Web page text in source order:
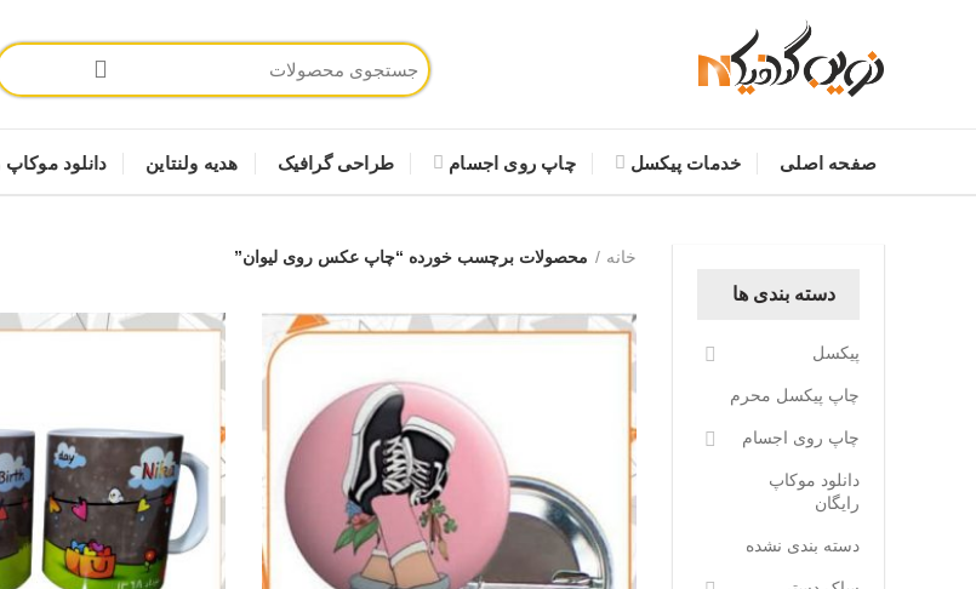
صفحه اصلی خدمات پیکسل چاپ روی اجسام طراحی گرافیک هدیه ولنتاین دانلود موکاپ
خانه محصولات برچسب خورده “چاپ عکس روی لیوان”
دسته بندی ها
پیکسل
چاپ پیکسل محرم
چاپ روی اجسام
دانلود موکاپ
رایگان
دسته بندی نشده